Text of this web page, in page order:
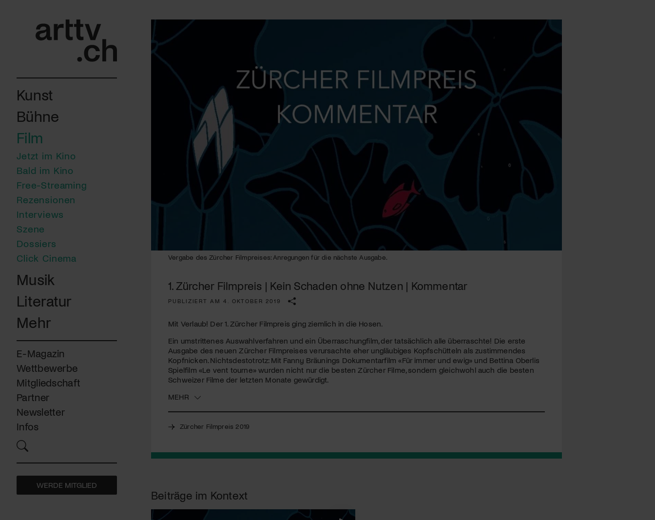
Kunst
Bühne
Film
Jetzt im Kino
Bald im Kino
Free-Streaming
Rezensionen
Interviews
Szene
Dossiers
Click Cinema
Musik
Literatur
Mehr
E-Magazin
Wettbewerbe
Mitgliedschaft
Partner
Newsletter
Infos
WERDE MITGLIED
Vergabe des Zürcher Filmpreises: Anregungen für die nächste Ausgabe.
1. Zürcher Filmpreis | Kein Schaden ohne Nutzen | Kommentar
PUBLIZIERT AM 4. OKTOBER 2019
Mit Verlaub! Der 1. Zürcher Filmpreis ging ziemlich in die Hosen.
Ein umstrittenes Auswahlverfahren und ein Überraschungfilm, der tatsächlich alle überraschte! Die erste
Ausgabe des neuen Zürcher Filmpreises verursachte eher ungläubiges Kopfschütteln als zustimmendes
Kopfnicken. Nichtsdestotrotz: Mit Fanny Bräunings Dokumentarfilm «Für immer und ewig» und Bettina Oberlis
Spielfilm «Le vent tourne» wurden nicht nur die besten Zürcher Filme, sondern gleichwohl auch die besten
Schweizer Filme der letzten Monate gewürdigt.
MEHR
Zürcher Filmpreis 2019
Beiträge im Kontext
Mach mit: «Be Part of the Art»!
Engagiere dich als Kulturliebhaber:in, Kulturschaffende(r) oder
Kulturinstitution und unterstütze unsere Arbeit.
Mit deiner Mitgliedschaft erhältst du kostenlosen Zugang zu
diversen Kulturevents.